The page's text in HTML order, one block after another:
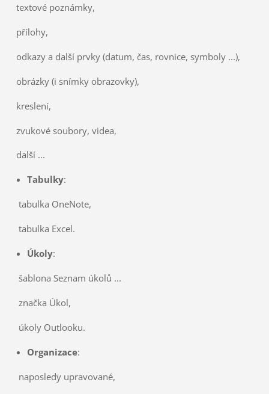
textové poznámky,
přílohy,
odkazy a další prvky (datum, čas, rovnice, symboly ...),
obrázky (i snímky obrazovky),
kreslení,
zvukové soubory, videa,
další ...
Tabulky:
tabulka OneNote,
tabulka Excel.
Úkoly:
šablona Seznam úkolů ...
značka Úkol,
úkoly Outlooku.
Organizace:
naposledy upravované,